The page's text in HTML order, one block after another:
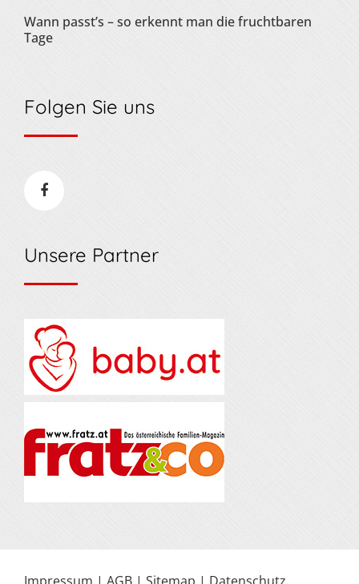
Wann passt’s – so erkennt man die fruchtbaren
Tage
Folgen Sie uns
Unsere Partner